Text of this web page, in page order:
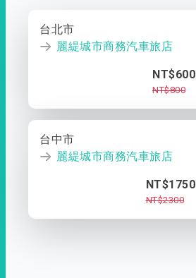
台北市
麗緹城市商務汽車旅店
NT$600
NT$800
台中市
麗緹城市商務汽車旅店
NT$1750
NT$2300